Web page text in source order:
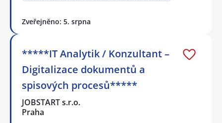
Zveřejněno: 5. srpna
*****IT Analytik / Konzultant –
Digitalizace dokumentů a
spisových procesů*****
JOBSTART s.r.o.
Praha